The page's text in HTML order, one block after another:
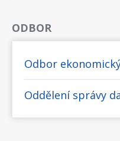
ODBOR
Odbor
Oddělení správy